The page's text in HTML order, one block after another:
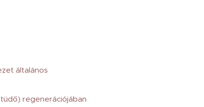
általános
regenerációjában